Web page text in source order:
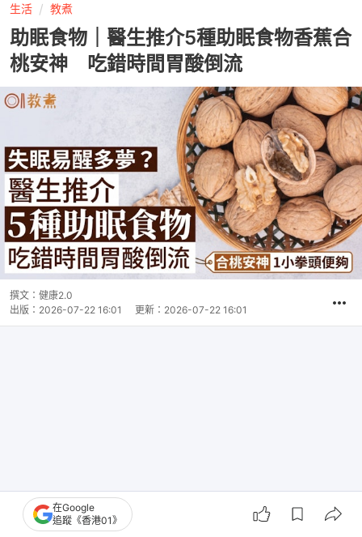
生活 教煮
助眠食物｜醫生推介5種助眠食物香蕉合
桃安神 吃錯時間胃酸倒流
撰文： 健康2.0
出版： 2026-07-22 16:01 更新： 2026-07-22 16:01
在Google
追蹤《香港01》